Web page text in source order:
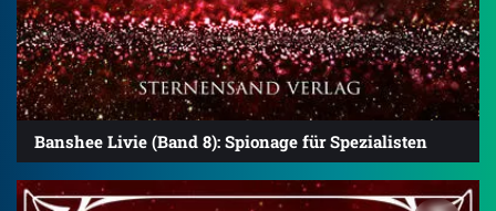
Banshee Livie (Band 8): Spionage für Spezialisten